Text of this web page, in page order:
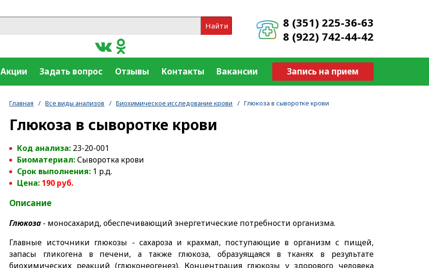
8 (351) 225-36-63
8 (922) 742-44-42
Найти
Запись на прием
Акции Задать вопрос Отзывы Контакты Вакансии
Главная / Все виды анализов / Биохимическое исследование крови / Глюкоза в сыворотке крови
Глюкоза в сыворотке крови
Код анализа: 23-20-001
Биоматериал:Сыворотка крови
Срок выполнения: 1 р.д.
Цена: 190 руб.
Описание
Глюкоза - моносахарид, обеспечивающий энергетические потребности организма.
Главные источники глюкозы - сахароза и крахмал, поступающие в организм с пищей,
запасы гликогена в печени, а также глюкоза, образуящаяся в тканях в результате
биохимических реакций (глюконеогенез). Концентрация глюкозы у здорового человека